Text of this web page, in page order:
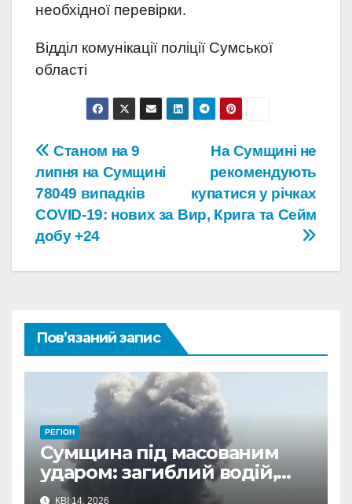
необхідної перевірки.
Відділ комунікації поліції Сумської
області
Навігація
записів
На Сумщині не
рекомендують
купатися у річках
Вир, Крига та Сейм
Станом на 9
липня на Сумщині
78049 випадків
COVID-19: нових за
добу +24
Пов’язаний запис
РЕГІОН
Сумщина під масованим
ударом: загиблий водій,
поранені та пошкоджена
КВІ 14, 2026